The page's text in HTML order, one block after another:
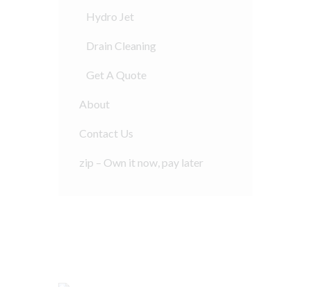
Hydro Jet
Drain Cleaning
Get A Quote
About
Contact Us
zip – Own it now, pay later